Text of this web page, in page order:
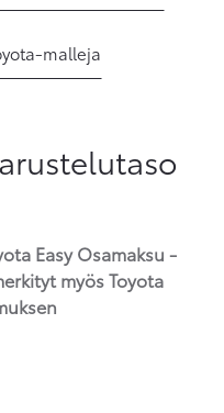
malleja
Easy Osamaksu -
myös Toyota